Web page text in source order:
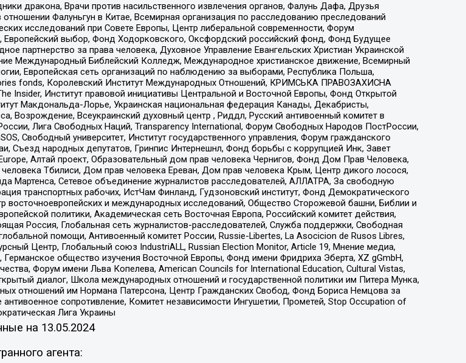
дракона, Врачи против насильственного извлечения органов, Фалунь Дафа, Друзья
Фалуньгун в Китае, Всемирная организация по расследованию преследований
исследований при Совете Европы, Центр либеральной современности, Форум
выбор, Фонд Ходорковского, Оксфордский российский фонд, Фонд Будущее
партнерство за права человека, Духовное Управление Евангельских Христиан Украинской
Международный Библейский Колледж, Международное христианское движение, Всемирный
Европейская сеть организаций по наблюдению за выборами, Республика Польша,
fonds, Королевский Институт Международных Отношений, КРИМСЬКА ПРАВОЗАХИСНА
Insider, Институт правовой инициативы Центральной и Восточной Европы, Фонд Открытой
Макдональда-Лорье, Украинская национальная федерация Канады, Декабристы,
Возрождение, Всеукраинский духовный центр , Риддл, Русский антивоенный комитет в
Лига Свободных Наций, Transparеncy International, Форум Свободных Народов ПостРоссии,
Свободный университет, Институт государственного управления, Форум гражданского
Съезд народных депутатов, Гринпис Интернешнл, Фонд борьбы с коррупцией Инк, Завет
Алтай проект, Образовательный дом прав человека Чернигов, Фонд Дом Прав Человека,
Тбилиси, Дом прав человека Ереван, Дом прав человека Крым, Центр дикого лосося,
Мартенса, Сетевое объединение журналистов расследователей, АЛЛАТРА, За свободную
транспортных рабочих, ИстЧам Финланд, Гудзоновский институт, Фонд Демократического
восточноевропейских и международных исследований, Общество Сторожевой башни, Библии и
политики, Академическая сеть Восточная Европа, Российский комитет действия,
Россия, Глобальная сеть журналистов-расследователей, Служба поддержки, Свободная
помощи, Антивоенный комитет России, Russie-Libertes, La Asocicion de Rusos Libres,
Центр, Глобальный союз IndustriALL, Russian Election Monitor, Article 19, Мнение медиа,
общество изучения Восточной Европы, Фонд имени Фридриха Эберта, XZ gGmbH,
Форум имени Льва Копелева, American Councils for International Education, Cultural Vistas,
диалог, Школа международных отношений и государственной политики им Питера Мунка,
отношений им Нормана Патерсона, Центр Гражданских Свобод, Фонд Бориса Немцова за
сопротивление, Комитет независимости Ингушетии, Прометей, Stop Occupation of
Лига Украины
на 13.05.2024
агента: